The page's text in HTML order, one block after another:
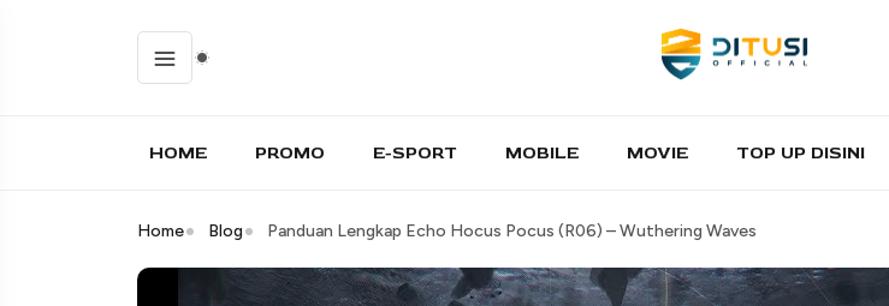
HOME PROMO E-SPORT MOBILE MOVIE TOP UP DISINI
Home Blog Panduan Lengkap Echo Hocus Pocus (R06) – Wuthering Waves